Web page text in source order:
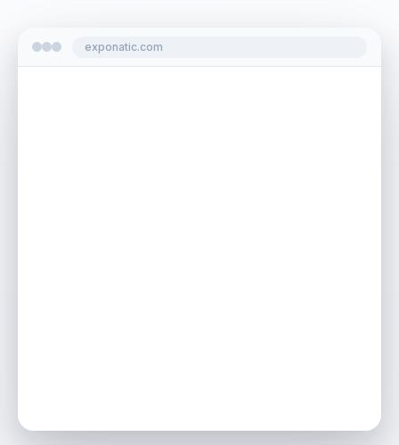
exponatic.com